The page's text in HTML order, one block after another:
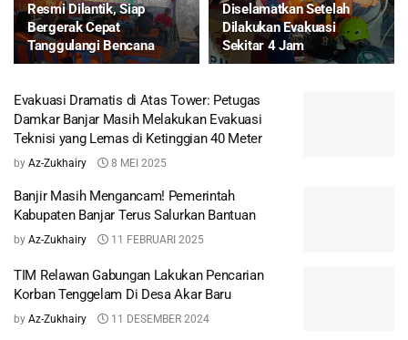
Resmi Dilantik, Siap
Bergerak Cepat
Tanggulangi Bencana
Diselamatkan Setelah
Dilakukan Evakuasi
Sekitar 4 Jam
Evakuasi Dramatis di Atas Tower: Petugas
Damkar Banjar Masih Melakukan Evakuasi
Teknisi yang Lemas di Ketinggian 40 Meter
by Az-Zukhairy 8 MEI 2025
Banjir Masih Mengancam! Pemerintah
Kabupaten Banjar Terus Salurkan Bantuan
by Az-Zukhairy 11 FEBRUARI 2025
TIM Relawan Gabungan Lakukan Pencarian
Korban Tenggelam Di Desa Akar Baru
by Az-Zukhairy 11 DESEMBER 2024